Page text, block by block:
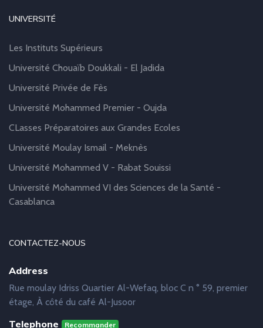
UNIVERSITÉ
Les Instituts Supérieurs
Université Chouaïb Doukkali - El Jadida
Université Privée de Fès
Université Mohammed Premier - Oujda
CLasses Préparatoires aux Grandes Ecoles
Université Moulay Ismail - Meknès
Université Mohammed V - Rabat Souissi
Université Mohammed VI des Sciences de la Santé -
Casablanca
CONTACTEZ-NOUS
Address
Rue moulay Idriss Quartier Al-Wefaq, bloc C n ° 59, premier
étage, À côté du café Al-Jusoor
Telephone Recommander